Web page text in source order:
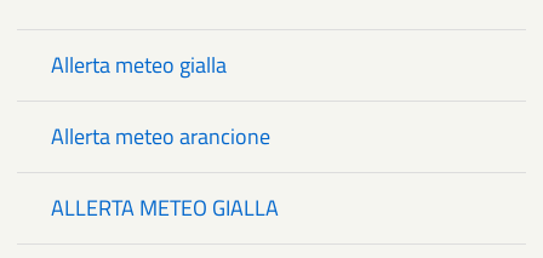
Allerta meteo gialla
Allerta meteo arancione
ALLERTA METEO GIALLA